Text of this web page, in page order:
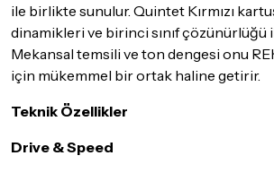
ile birlikte sunulur. Quintet Kırmızı
dinamikleri ve birinci sınıf çözünürlüğü
Mekansal temsili ve ton dengesi onu
için mükemmel bir ortak haline getirir.
Teknik Özellikler
Drive & Speed